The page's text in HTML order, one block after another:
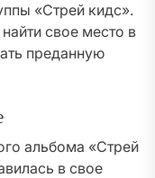
«Стрей кидс».
свое место в
преданную
альбома «Стрей
в свое